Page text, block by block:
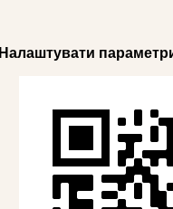
Налаштувати